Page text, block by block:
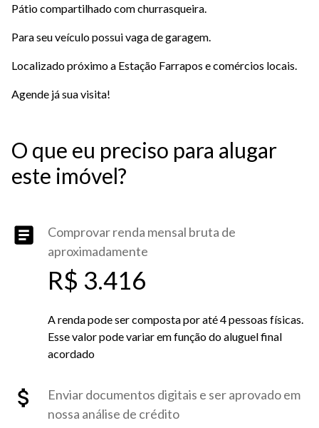
Pátio compartilhado com churrasqueira.
Para seu veículo possui vaga de garagem.
Localizado próximo a Estação Farrapos e comércios locais.
Agende já sua visita!
O que eu preciso para alugar
este imóvel?
Comprovar renda mensal bruta de
aproximadamente
R$ 3.416
A renda pode ser composta por até 4 pessoas físicas.
Esse valor pode variar em função do aluguel final
acordado
Enviar documentos digitais e ser aprovado em
nossa análise de crédito